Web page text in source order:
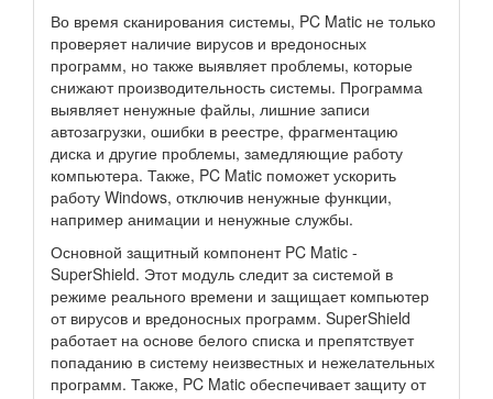
Во время сканирования системы, PC Matic не только
проверяет наличие вирусов и вредоносных
программ, но также выявляет проблемы, которые
снижают производительность системы. Программа
выявляет ненужные файлы, лишние записи
автозагрузки, ошибки в реестре, фрагментацию
диска и другие проблемы, замедляющие работу
компьютера. Также, PC Matic поможет ускорить
работу Windows, отключив ненужные функции,
например анимации и ненужные службы.
Основной защитный компонент PC Matic -
SuperShield. Этот модуль следит за системой в
режиме реального времени и защищает компьютер
от вирусов и вредоносных программ. SuperShield
работает на основе белого списка и препятствует
попаданию в систему неизвестных и нежелательных
программ. Также, PC Matic обеспечивает защиту от